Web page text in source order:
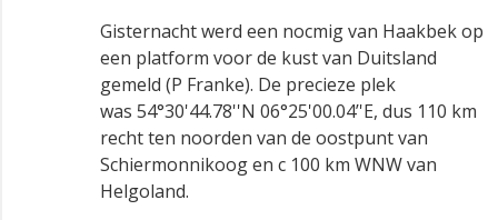
Gisternacht werd een nocmig van Haakbek op
een platform voor de kust van Duitsland
gemeld (P Franke). De precieze plek
was 54°30'44.78''N 06°25'00.04’'E, dus 110 km
recht ten noorden van de oostpunt van
Schiermonnikoog en c 100 km WNW van
Helgoland.